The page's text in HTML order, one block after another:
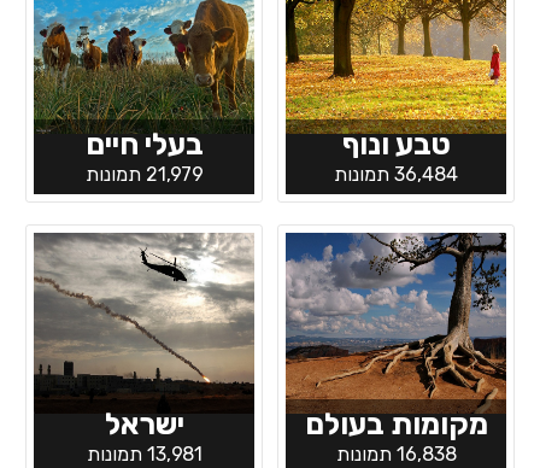
טבע ונוף
36,484 תמונות
בעלי חיים
21,979 תמונות
מקומות בעולם
16,838 תמונות
ישראל
13,981 תמונות